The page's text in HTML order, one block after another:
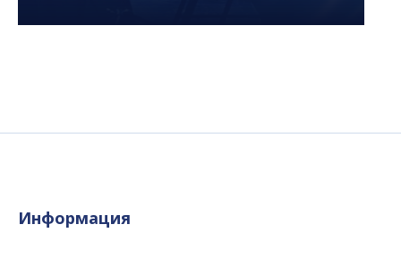
Информация